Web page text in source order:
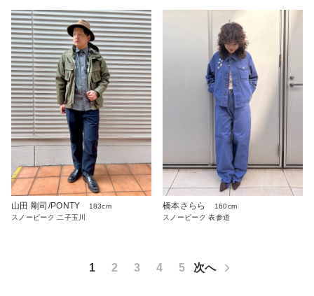
山田 剛司/PONTY
183cm
スノーピーク 二子玉川
橋本さらら
160cm
スノーピーク 表参道
1 2 3 4 5 次へ